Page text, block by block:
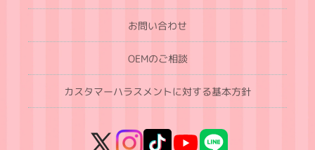
お問い合わせ
OEMのご相談
カスタマーハラスメントに対する基本方針